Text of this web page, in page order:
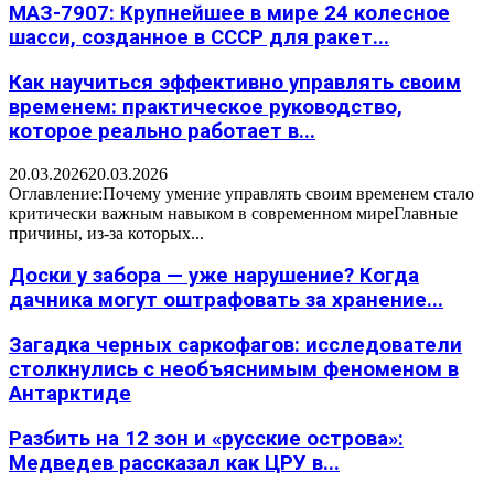
МАЗ-7907: Крупнейшее в мире 24 колесное
шасси, созданное в СССР для ракет...
Как научиться эффективно управлять своим
временем: практическое руководство,
которое реально работает в...
20.03.202620.03.2026
Оглавление:Почему умение управлять своим временем стало
критически важным навыком в современном миреГлавные
причины, из-за которых...
Доски у забора — уже нарушение? Когда
дачника могут оштрафовать за хранение...
Загадка черных саркофагов: исследователи
столкнулись с необъяснимым феноменом в
Антарктиде
Разбить на 12 зон и «русские острова»:
Медведев рассказал как ЦРУ в...